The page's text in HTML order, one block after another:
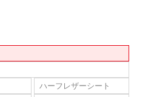
ハーフレザーシート